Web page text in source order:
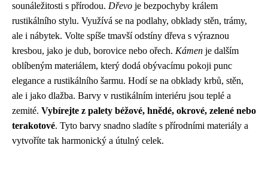
sounáležitosti s přírodou. Dřevo je bezpochyby králem
rustikálního stylu. Využívá se na podlahy, obklady stěn, trámy,
ale i nábytek. Volte spíše tmavší odstíny dřeva s výraznou
kresbou, jako je dub, borovice nebo ořech. Kámen je dalším
oblíbeným materiálem, který dodá obývacímu pokoji punc
elegance a rustikálního šarmu. Hodí se na obklady krbů, stěn,
ale i jako dlažba. Barvy v rustikálním interiéru jsou teplé a
zemité. Vybírejte z palety béžové, hnědé, okrové, zelené nebo
terakotové. Tyto barvy snadno sladíte s přírodními materiály a
vytvoříte tak harmonický a útulný celek.